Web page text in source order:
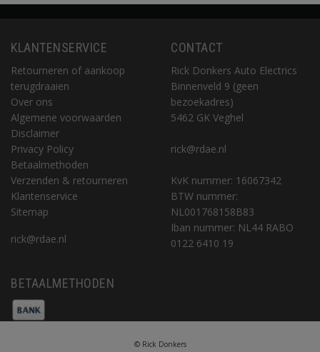
KLANTENSERVICE
Retourneren of aankoop
terugdraaien
Over ons
Algemene voorwaarden
Disclaimer
Privacy Policy
Betaalmethoden
Verzenden & retourneren
Klantenservice
Sitemap
rick@rdae.nl
CONTACT
Rick Donkers Auto Electrics
Binnenveld 9 (geen
bezoekadres)
5462 GK Veghel
rick@rdae.nl
KvK nummer: 16067342
BTW nummer:
NL001768158B83
Iban nummer: NL44 RABO
0122 6410 19
BETAALMETHODEN
© Rick Donkers